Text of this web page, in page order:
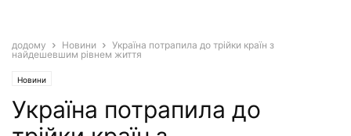
додому Новини
Україна потрапила до трійки країн з
найдешевшим рівнем життя
Новини
Україна потрапила до